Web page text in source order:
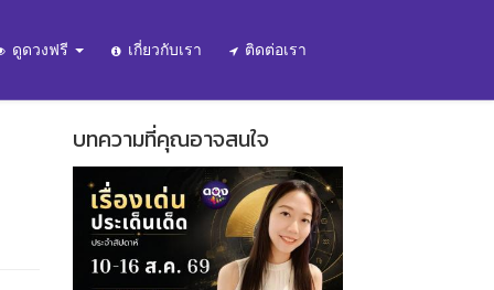
ดูดวงฟรี เกี่ยวกับเรา ติดต่อเรา
บทความที่คุณอาจสนใจ